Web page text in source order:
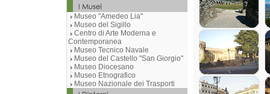
Museo "Amedeo Lia"
Museo del Sigillo
Centro di Arte Moderna e
Contemporanea
Museo Tecnico Navale
Museo del Castello "San Giorgio"
Museo Diocesano
Museo Etnografico
Museo Nazionale dei Trasporti